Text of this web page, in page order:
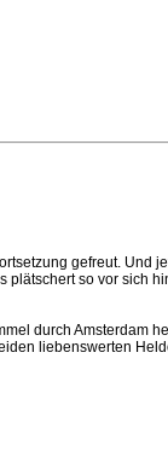
gefreut. Und
plätschert so vor sich
durch Amsterdam
liebenswerten